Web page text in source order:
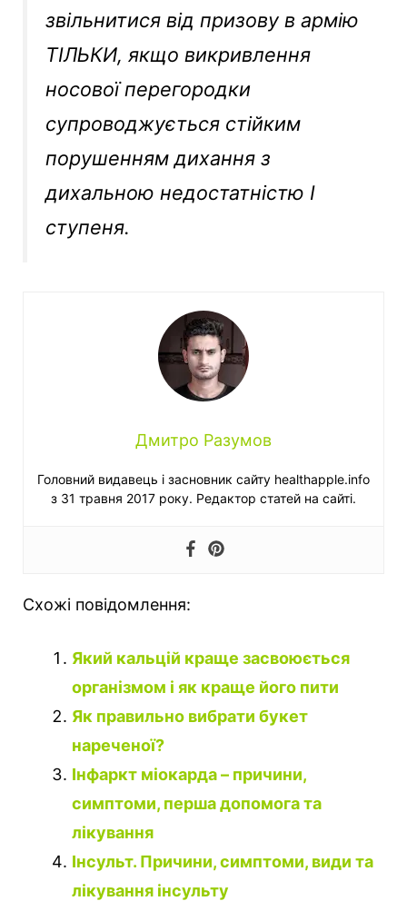
звільнитися від призову в армію
ТІЛЬКИ, якщо викривлення
носової перегородки
супроводжується стійким
порушенням дихання з
дихальною недостатністю I
ступеня.
Дмитро Разумов
Головний видавець і засновник сайту healthapple.info
з 31 травня 2017 року. Редактор статей на сайті.
Схожі повідомлення:
Який кальцій краще засвоюється
організмом і як краще його пити
Як правильно вибрати букет
нареченої?
Інфаркт міокарда – причини,
симптоми, перша допомога та
лікування
Інсульт. Причини, симптоми, види та
лікування інсульту